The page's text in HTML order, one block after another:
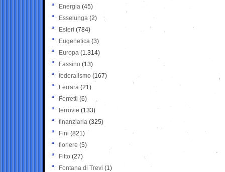
Energia (45)
Esselunga (2)
Esteri (784)
Eugenetica (3)
Europa (1.314)
Fassino (13)
federalismo (167)
Ferrara (21)
Ferretti (6)
ferrovie (133)
finanziaria (325)
Fini (821)
fioriere (5)
Fitto (27)
Fontana di Trevi (1)